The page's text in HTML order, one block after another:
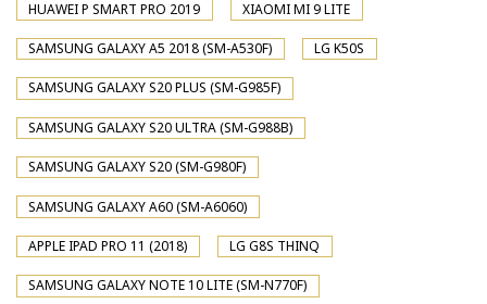
HUAWEI P SMART PRO 2019 XIAOMI MI 9 LITE
SAMSUNG GALAXY A5 2018 (SM-A530F) LG K50S
SAMSUNG GALAXY S20 PLUS (SM-G985F)
SAMSUNG GALAXY S20 ULTRA (SM-G988B)
SAMSUNG GALAXY S20 (SM-G980F)
SAMSUNG GALAXY A60 (SM-A6060)
APPLE IPAD PRO 11 (2018) LG G8S THINQ
SAMSUNG GALAXY NOTE 10 LITE (SM-N770F)